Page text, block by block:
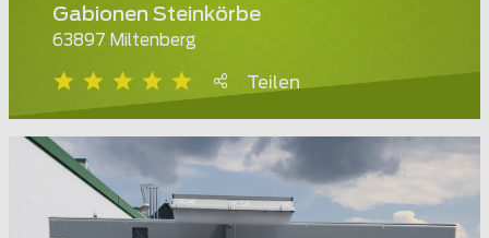
Gabionen Steinkörbe
63897 Miltenberg
Teilen